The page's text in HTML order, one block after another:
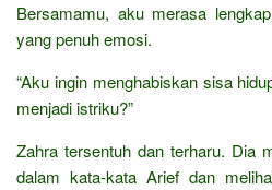
Bersamamu, aku merasa
yang penuh emosi.
“Aku ingin menghabiskan sisa
menjadi istriku?”
Zahra tersentuh dan terharu. Dia
dalam kata-kata Arief dan